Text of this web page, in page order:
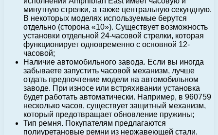
минутную стрелки, а также центральную секундную.
В некоторых моделях используемые берутся
отдельно (сторона «10»). Существует возможность
установки отдельной 24-часовой стрелки, которая
функционирует одновременно с основной 12-
часовой;
Наличие автомобильного завода. Если вы иногда
забываете запустить часовой механизм, лучше
отдать предпочтение модели на автомобильном
заводе. При износе или встряхивании установка
будет работать автоматически. Например, в 960759
несколько часов, существует защитный механизм,
который предотвращает обновление пружины;
Тип ремня. Покупателям предлагаются
полиуретановые ремни из нержавеющей стали.